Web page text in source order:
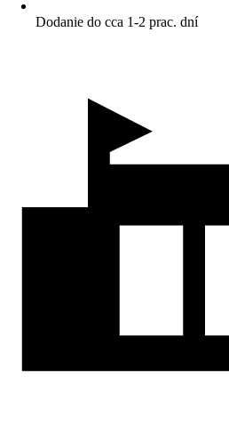
Dodanie do cca 1-2 prac. dní